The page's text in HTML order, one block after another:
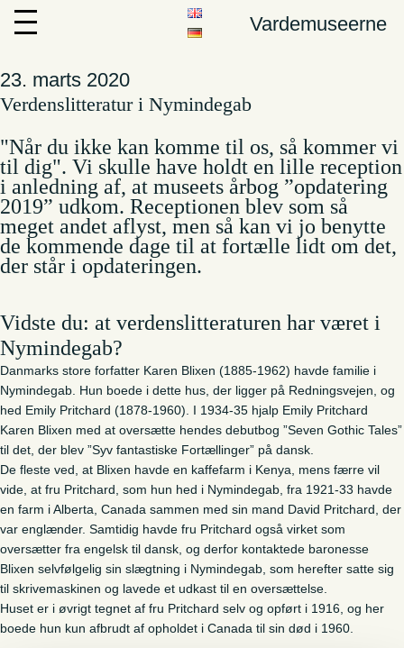
Vardemuseerne
23. marts 2020
Verdenslitteratur i Nymindegab
"Når du ikke kan komme til os, så kommer vi
til dig". Vi skulle have holdt en lille reception
i anledning af, at museets årbog ”opdatering
2019” udkom. Receptionen blev som så
meget andet aflyst, men så kan vi jo benytte
de kommende dage til at fortælle lidt om det,
der står i opdateringen.
Vidste du: at verdenslitteraturen har været i
Nymindegab?
Danmarks store forfatter Karen Blixen (1885-1962) havde familie i
Nymindegab. Hun boede i dette hus, der ligger på Redningsvejen, og
hed Emily Pritchard (1878-1960). I 1934-35 hjalp Emily Pritchard
Karen Blixen med at oversætte hendes debutbog ”Seven Gothic Tales”
til det, der blev ”Syv fantastiske Fortællinger” på dansk.
De fleste ved, at Blixen havde en kaffefarm i Kenya, mens færre vil
vide, at fru Pritchard, som hun hed i Nymindegab, fra 1921-33 havde
en farm i Alberta, Canada sammen med sin mand David Pritchard, der
var englænder. Samtidig havde fru Pritchard også virket som
oversætter fra engelsk til dansk, og derfor kontaktede baronesse
Blixen selvfølgelig sin slægtning i Nymindegab, som herefter satte sig
til skrivemaskinen og lavede et udkast til en oversættelse.
Huset er i øvrigt tegnet af fru Pritchard selv og opført i 1916, og her
boede hun kun afbrudt af opholdet i Canada til sin død i 1960.